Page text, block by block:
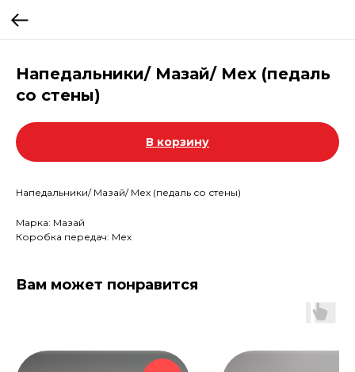
Напедальники/ Мазай/ Мех (педаль
со стены)
В корзину
Напедальники/ Мазай/ Мех (педаль со стены)
Марка: Мазай
Коробка передач: Мех
Вам может понравится